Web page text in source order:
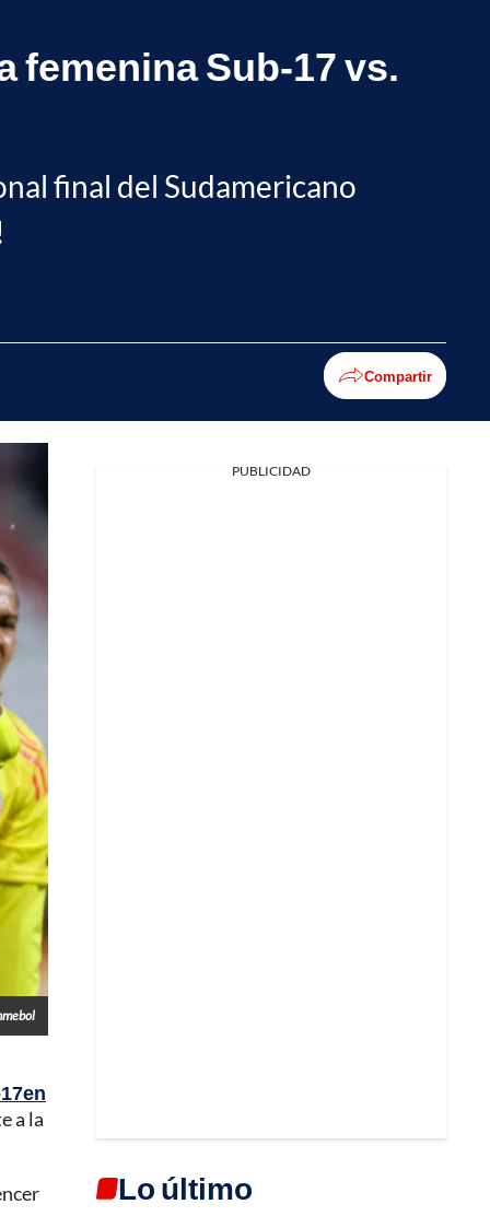
femenina Sub-17 vs.
final del Sudamericano
Compartir
a la
PUBLICIDAD
Lo último